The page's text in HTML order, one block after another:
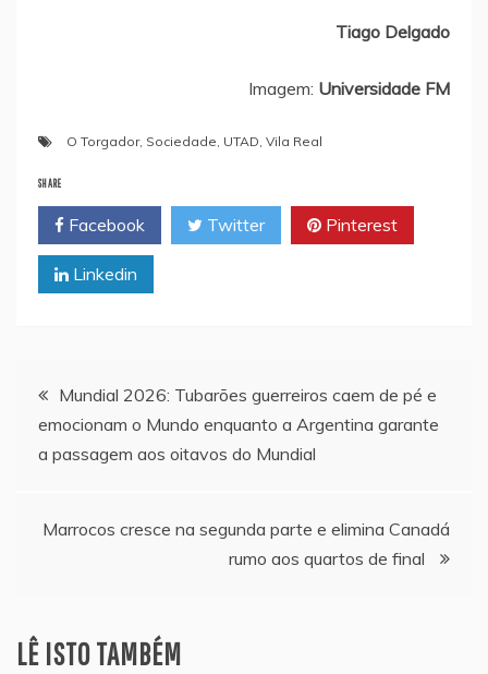
Tiago Delgado
Imagem: Universidade FM
O Torgador, Sociedade, UTAD, Vila Real
SHARE
Facebook Twitter Pinterest
Linkedin
Navegação
de
Mundial 2026: Tubarões guerreiros caem de pé e
emocionam o Mundo enquanto a Argentina garante
a passagem aos oitavos do Mundial
Marrocos cresce na segunda parte e elimina Canadá
rumo aos quartos de final
LÊ ISTO TAMBÉM